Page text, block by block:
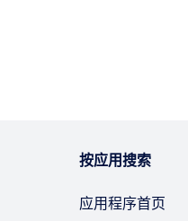
按应用搜索
应用程序首页